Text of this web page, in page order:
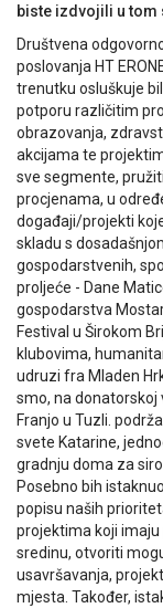
biste izdvojili u tom
Društvena
poslovanja HT
trenutku osluškuje
potporu različitim
obrazovanja,
akcijama te
sve segmente,
procjenama, u
događaji/projekti
skladu s
gospodarstvenih,
proljeće - Dane
gospodarstva
Festival u Širokom
klubovima,
udruzi fra Mladen
smo, na donatorskoj
Franjo u Tuzli.
svete Katarine,
gradnju doma za
Posebno bih
popisu naših
projektima koji imaju
sredinu, otvoriti
usavršavanja,
mjesta. Također,